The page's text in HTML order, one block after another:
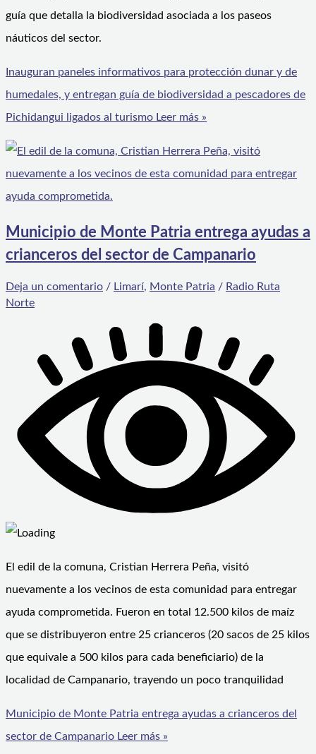
guía que detalla la biodiversidad asociada a los paseos
náuticos del sector.
Inauguran paneles informativos para protección dunar y de
humedales, y entregan guía de biodiversidad a pescadores de
Pichidangui ligados al turismo Leer más »
Municipio de Monte Patria entrega ayudas a
crianceros del sector de Campanario
Deja un comentario / Limarí, Monte Patria / Radio Ruta
Norte
El edil de la comuna, Cristian Herrera Peña, visitó
nuevamente a los vecinos de esta comunidad para entregar
ayuda comprometida. Fueron en total 12.500 kilos de maíz
que se distribuyeron entre 25 crianceros (20 sacos de 25 kilos
que equivale a 500 kilos para cada beneficiario) de la
localidad de Campanario, trayendo un poco tranquilidad
Municipio de Monte Patria entrega ayudas a crianceros del
sector de Campanario Leer más »